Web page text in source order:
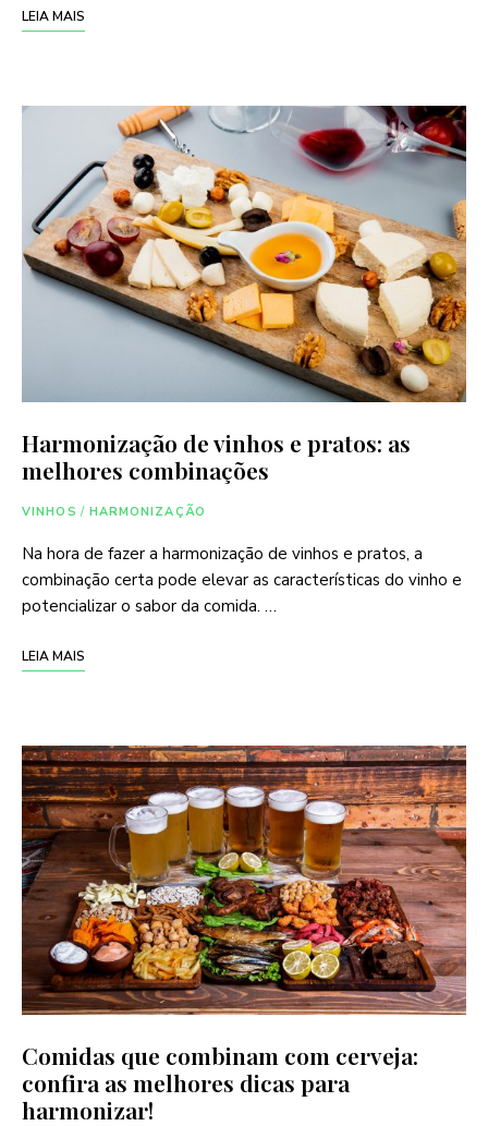
LEIA MAIS
Harmonização de vinhos e pratos: as
melhores combinações
VINHOS / HARMONIZAÇÃO
Na hora de fazer a harmonização de vinhos e pratos, a
combinação certa pode elevar as características do vinho e
potencializar o sabor da comida. …
LEIA MAIS
Comidas que combinam com cerveja:
confira as melhores dicas para
harmonizar!